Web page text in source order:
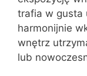
trafia w gusta
harmonijnie
wnętrz
lub